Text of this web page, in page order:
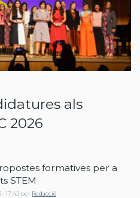
als
2026
formatives per a
STEM
17:42 per Redacció